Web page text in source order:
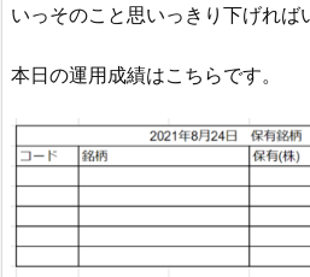
いっそのこと思いっきり下げれば
本日の運用成績はこちらです。